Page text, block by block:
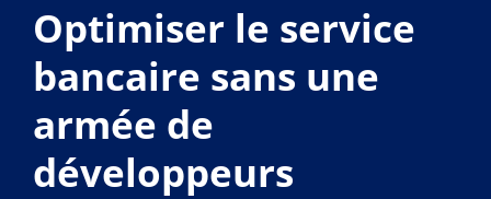
Optimiser le service
bancaire sans une
armée de
développeurs